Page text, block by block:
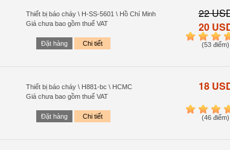
Thiết bị báo cháy \ H-SS-5601 \ Hồ Chí Minh
Giá chưa bao gồm thuế VAT
Đặt hàng Chi tiết
22
20
1 2 3 4
(53 điểm)
Thiết bị báo cháy \ H881-bc \ HCMC
Giá chưa bao gồm thuế VAT
Đặt hàng Chi tiết
18
1 2 3 4
(46 điểm)